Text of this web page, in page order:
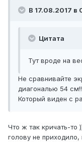
В 17.08.2017 в
Цитата
Тут вроде на
Не сравнивайте
диагональю 54
Который виден с
Что ж так кричать-то
голову не